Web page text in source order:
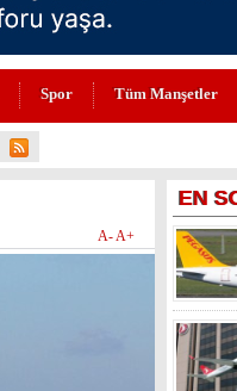
Spor Tüm Manşetler
A-A+
EN